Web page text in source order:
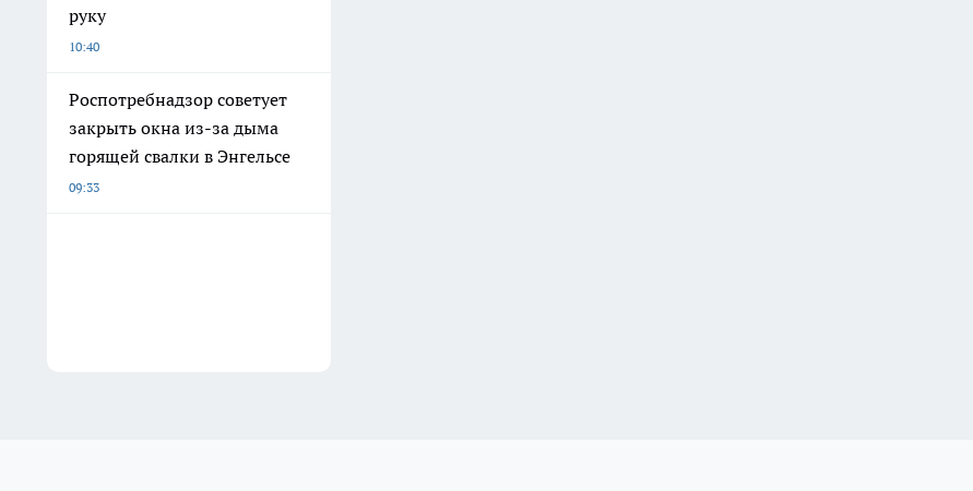
руку
10:40
Роспотребнадзор советует
закрыть окна из-за дыма
горящей свалки в Энгельсе
09:33